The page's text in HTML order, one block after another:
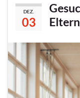
DEZ.
03